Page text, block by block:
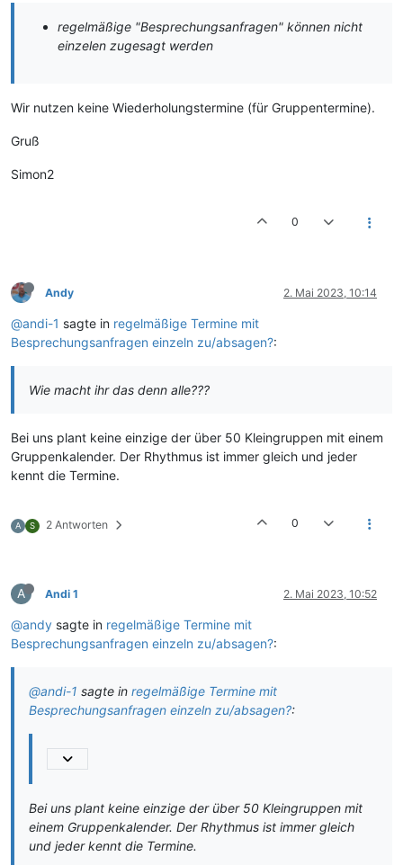
regelmäßige "Besprechungsanfragen" können nicht
einzelen zugesagt werden
Wir nutzen keine Wiederholungstermine (für Gruppentermine).
Gruß
Simon2
0
Andy 2. Mai 2023, 10:14
@andi-1 sagte in regelmäßige Termine mit
Besprechungsanfragen einzeln zu/absagen?:
Wie macht ihr das denn alle???
Bei uns plant keine einzige der über 50 Kleingruppen mit einem
Gruppenkalender. Der Rhythmus ist immer gleich und jeder
kennt die Termine.
A S 2 Antworten 0
A Andi 1 2. Mai 2023, 10:52
@andy sagte in regelmäßige Termine mit
Besprechungsanfragen einzeln zu/absagen?:
@andi-1 sagte in regelmäßige Termine mit
Besprechungsanfragen einzeln zu/absagen?:
Bei uns plant keine einzige der über 50 Kleingruppen mit
einem Gruppenkalender. Der Rhythmus ist immer gleich
und jeder kennt die Termine.